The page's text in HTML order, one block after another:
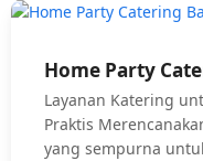
Home Party
Layanan Katering
Praktis
yang sempurna